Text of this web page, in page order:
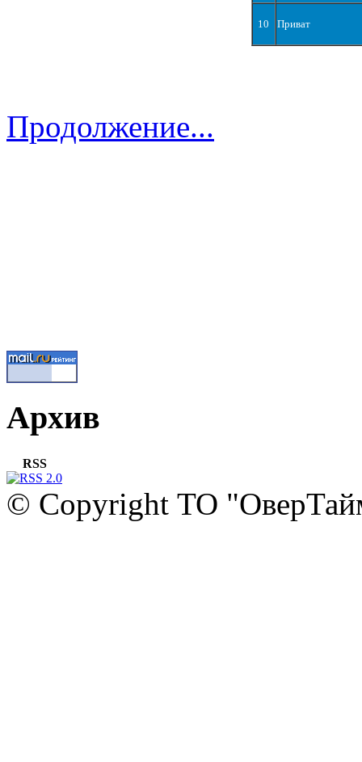
10 Приват
Продолжение...
Архив
RSS
© Copyright ТО